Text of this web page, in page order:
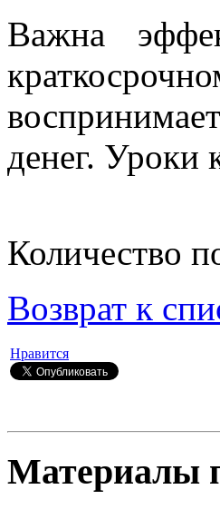
Важна
денег. Уроки
Количество
Возврат к
Нравится
Материалы